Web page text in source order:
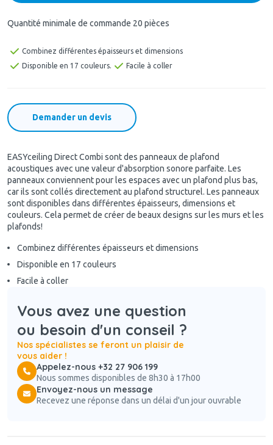
Quantité minimale de commande 20 pièces
Combinez différentes épaisseurs et dimensions
Disponible en 17 couleurs.
Facile à coller
Demander un devis
EASYceiling Direct Combi sont des panneaux de plafond
acoustiques avec une valeur d'absorption sonore parfaite. Les
panneaux conviennent pour les espaces avec un plafond plus bas,
car ils sont collés directement au plafond structurel. Les panneaux
sont disponibles dans différentes épaisseurs, dimensions et
couleurs. Cela permet de créer de beaux designs sur les murs et les
plafonds!
Combinez différentes épaisseurs et dimensions
Disponible en 17 couleurs
Facile à coller
Vous avez une question
ou besoin d'un conseil ?
Nos spécialistes se feront un plaisir de
vous aider !
Appelez-nous +32 27 906 199
Nous sommes disponibles de 8h30 à 17h00
Envoyez-nous un message
Recevez une réponse dans un délai d'un jour ouvrable